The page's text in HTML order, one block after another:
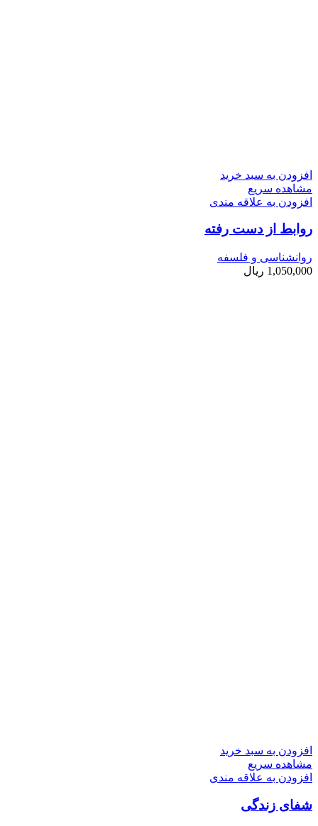
افزودن به سبد خرید
مشاهده سریع
افزودن به علاقه مندی
روابط از دست رفته
روانشناسی و فلسفه
1,050,000 ریال
افزودن به سبد خرید
مشاهده سریع
افزودن به علاقه مندی
شفای زندگی